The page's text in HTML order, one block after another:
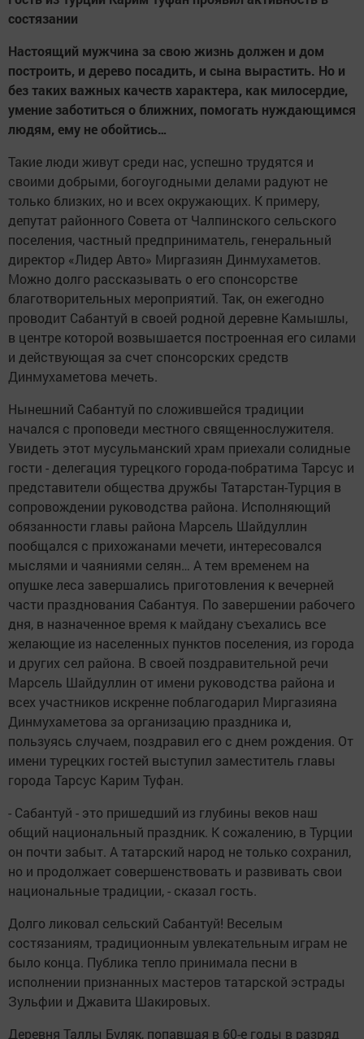
состязании
Настоящий мужчина за свою жизнь должен и дом
построить, и дерево посадить, и сына вырастить. Но и
без таких важных качеств характера, как милосердие,
умение заботиться о ближних, помогать нуждающимся
людям, ему не обойтись…
Такие люди живут среди нас, успешно трудятся и
своими добрыми, богоугодными делами радуют не
только близких, но и всех окружающих. К примеру,
депутат районного Совета от Чалпинского сельского
поселения, частный предприниматель, генеральный
директор «Лидер Авто» Миргазиян Динмухаметов.
Можно долго рассказывать о его спонсорстве
благотворительных мероприятий. Так, он ежегодно
проводит Сабантуй в своей родной деревне Камышлы,
в центре которой возвышается построенная его силами
и действующая за счет спонсорских средств
Динмухаметова мечеть.
Нынешний Сабантуй по сложившейся традиции
начался с проповеди местного священнослужителя.
Увидеть этот мусульманский храм приехали солидные
гости - делегация турецкого города-побратима Тарсус и
представители общества дружбы Татарстан-Турция в
сопровождении руководства района. Исполняющий
обязанности главы района Марсель Шайдуллин
пообщался с прихожанами мечети, интересовался
мыслями и чаяниями селян… А тем временем на
опушке леса завершались приготовления к вечерней
части празднования Сабантуя. По завершении рабочего
дня, в назначенное время к майдану съехались все
желающие из населенных пунктов поселения, из города
и других сел района. В своей поздравительной речи
Марсель Шайдуллин от имени руководства района и
всех участников искренне поблагодарил Миргазияна
Динмухаметова за организацию праздника и,
пользуясь случаем, поздравил его с днем рождения. От
имени турецких гостей выступил заместитель главы
города Тарсус Карим Туфан.
- Сабантуй - это пришедший из глубины веков наш
общий национальный праздник. К сожалению, в Турции
он почти забыт. А татарский народ не только сохранил,
но и продолжает совершенствовать и развивать свои
национальные традиции, - сказал гость.
Долго ликовал сельский Сабантуй! Веселым
состязаниям, традиционным увлекательным играм не
было конца. Публика тепло принимала песни в
исполнении признанных мастеров татарской эстрады
Зульфии и Джавита Шакировых.
Деревня Таллы Буляк, попавшая в 60-е годы в разряд